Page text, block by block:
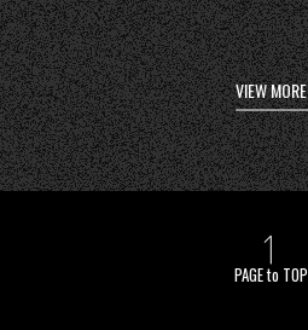
VIEW MORE
PAGE to TOP